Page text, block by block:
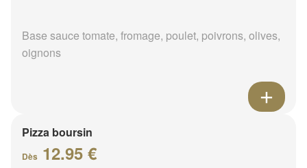
Base sauce tomate, fromage, poulet, poivrons, olives,
oignons
Pizza boursin
Dès 12.95 €